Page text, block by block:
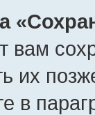
вам
их
в